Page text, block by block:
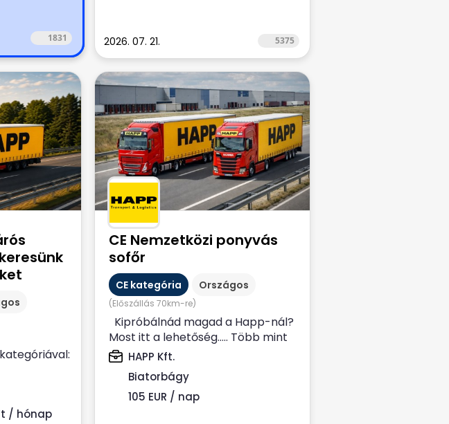
1831 2026. 07. 21. 5375
/ hónap
CE Nemzetközi ponyvás
sofőr
CE kategória Országos
(Előszállás 70km-re)
Kipróbálnád magad a Happ-nál?
Most itt a lehetőség….. Több mint
30 éves szakmai múltra...
HAPP Kft.
Biatorbágy
105 EUR / nap